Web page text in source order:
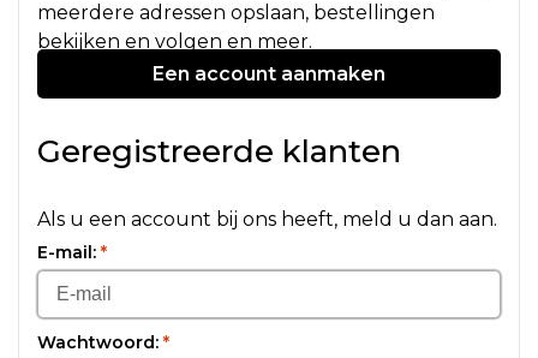
meerdere adressen opslaan, bestellingen
bekijken en volgen en meer.
Een account aanmaken
Geregistreerde klanten
Als u een account bij ons heeft, meld u dan aan.
E-mail: *
Wachtwoord: *